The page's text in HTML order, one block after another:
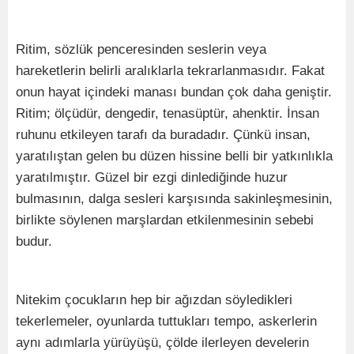
Ritim, sözlük penceresinden seslerin veya
hareketlerin belirli aralıklarla tekrarlanmasıdır. Fakat
onun hayat içindeki manası bundan çok daha geniştir.
Ritim; ölçüdür, dengedir, tenasüptür, ahenktir. İnsan
ruhunu etkileyen tarafı da buradadır. Çünkü insan,
yaratılıştan gelen bu düzen hissine belli bir yatkınlıkla
yaratılmıştır. Güzel bir ezgi dinlediğinde huzur
bulmasının, dalga sesleri karşısında sakinleşmesinin,
birlikte söylenen marşlardan etkilenmesinin sebebi
budur.
Nitekim çocukların hep bir ağızdan söyledikleri
tekerlemeler, oyunlarda tuttukları tempo, askerlerin
aynı adımlarla yürüyüşü, çölde ilerleyen develerin